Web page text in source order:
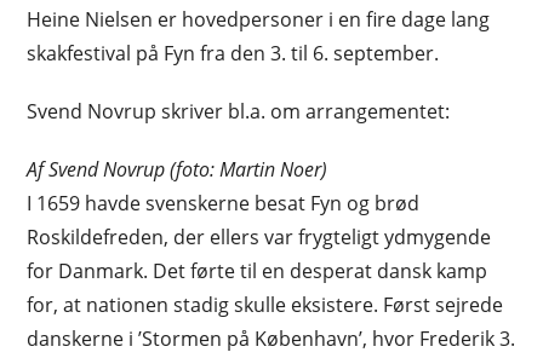
Heine Nielsen er hovedpersoner i en fire dage lang
skakfestival på Fyn fra den 3. til 6. september.
Svend Novrup skriver bl.a. om arrangementet:
Af Svend Novrup (foto: Martin Noer)
I 1659 havde svenskerne besat Fyn og brød
Roskildefreden, der ellers var frygteligt ydmygende
for Danmark. Det førte til en desperat dansk kamp
for, at nationen stadig skulle eksistere. Først sejrede
danskerne i ’Stormen på København’, hvor Frederik 3.